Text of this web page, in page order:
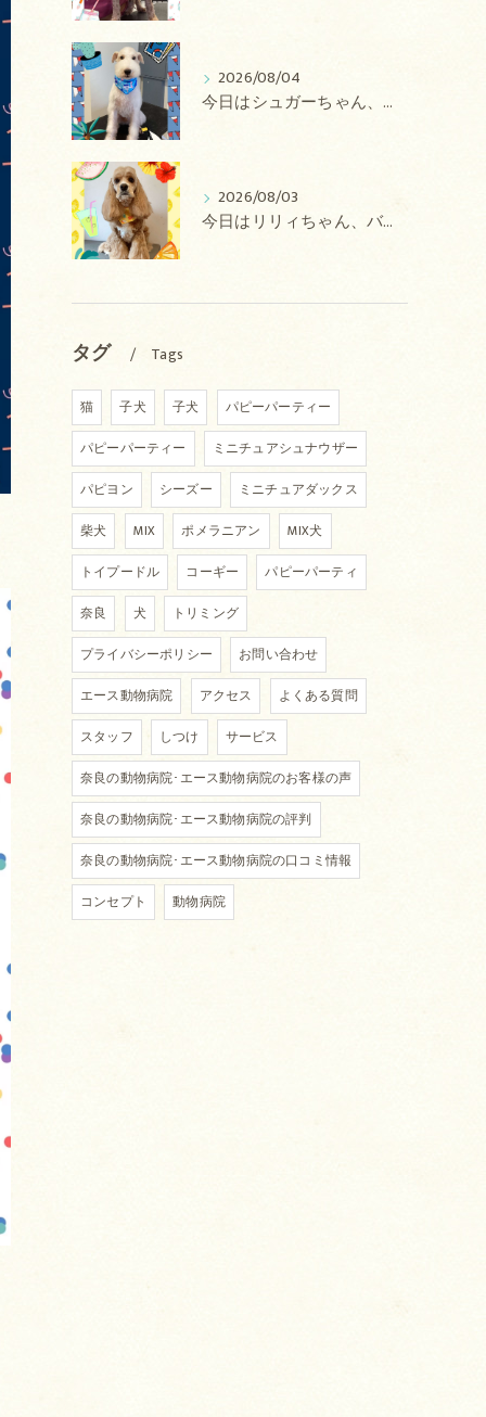
2026/08/04
今日はシュガーちゃん、あずきちゃん、ミルキーちゃん、コロンちゃん、ココちゃんのトリミングの紹介です【奈良のエース動物病院】
2026/08/03
今日はリリィちゃん、バディちゃん、プティちゃん、ナッツちゃん、レンちゃんのトリミングの紹介です【奈良のエース動物病院】
タグ Tags
猫 子犬 子犬
パピーパーティー
パピーパーティー
ミニチュアシュナウザー
パピヨン
シーズー
ミニチュアダックス
柴犬
MIX ポメラニアン
MIX犬
トイプードル
コーギー
パピーパーティ
奈良
犬
トリミング
プライバシーポリシー
お問い合わせ
エース動物病院
アクセス
よくある質問
スタッフ
しつけ
サービス
奈良の動物病院･エース動物病院のお客様の声
奈良の動物病院･エース動物病院の評判
奈良の動物病院･エース動物病院の口コミ情報
コンセプト
動物病院